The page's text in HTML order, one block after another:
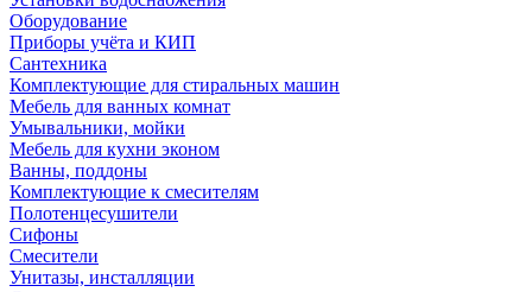
Оборудование
Приборы учёта и КИП
Сантехника
Комплектующие для стиральных машин
Мебель для ванных комнат
Умывальники, мойки
Мебель для кухни эконом
Ванны, поддоны
Комплектующие к смесителям
Полотенцесушители
Сифоны
Смесители
Унитазы, инсталляции